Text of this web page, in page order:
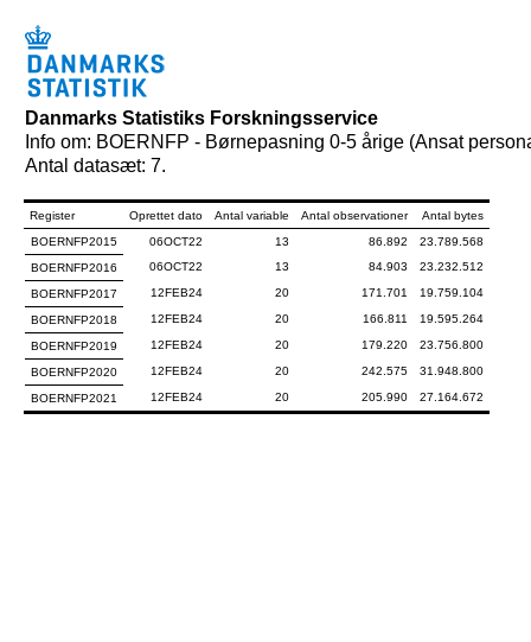
Danmarks Statistiks Forskningsservice
Info om: BOERNFP - Børnepasning 0-5 årige (Ansat
Antal datasæt: 7.
Register Oprettet dato Antal variable Antal observationer
Antal bytes
BOERNFP2015
06OCT22 13 86.892
23.789.568
BOERNFP2016
06OCT22 13 84.903 23.232.512
BOERNFP2017 12FEB24 20 171.701 19.759.104
BOERNFP2018 12FEB24 20 166.811 19.595.264
BOERNFP2019 12FEB24 20 179.220 23.756.800
BOERNFP2020 12FEB24 20 242.575 31.948.800
BOERNFP2021 12FEB24 20 205.990 27.164.672